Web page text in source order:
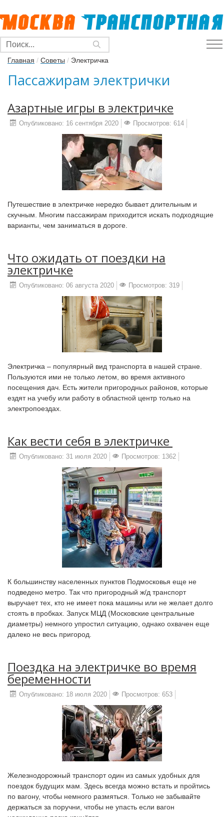
Главная / Советы / Электричка
Пассажирам электрички
Азартные игры в электричке
Опубликовано: 16 сентября 2020 Просмотров: 614
Путешествие в электричке нередко бывает длительным и
скучным. Многим пассажирам приходится искать подходящие
варианты, чем заниматься в дороге.
Что ожидать от поездки на
электричке
Опубликовано: 06 августа 2020 Просмотров: 319
Электричка – популярный вид транспорта в нашей стране.
Пользуются ими не только летом, во время активного
посещения дач. Есть жители пригородных районов, которые
ездят на учебу или работу в областной центр только на
электропоездах.
Как‌ ‌вести‌ ‌себя‌ ‌в‌ ‌электричке‌ ‌
Опубликовано: 31 июля 2020 Просмотров: 1362
К большинству населенных пунктов Подмосковья еще не
подведено метро. Так что пригородный ж/д транспорт
выручает тех, кто не имеет пока машины или не желает долго
стоять в пробках. Запуск МЦД (Московские центральные
диаметры) немного упростил ситуацию, однако охвачен еще
далеко не весь пригород.
Поездка на электричке во время
беременности
Опубликовано: 18 июля 2020 Просмотров: 653
Железнодорожный транспорт один из самых удобных для
поездок будущих мам. Здесь всегда можно встать и пройтись
по вагону, чтобы немного размяться. Только не забывайте
держаться за поручни, чтобы не упасть если вагон